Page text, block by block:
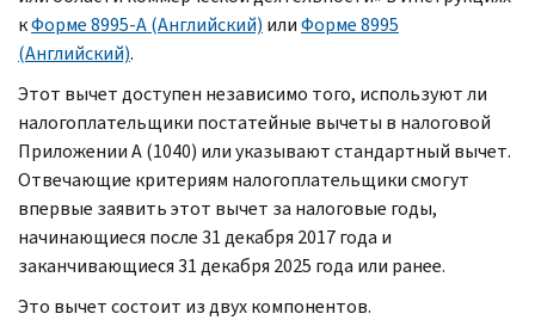
кФорме 8995-A(Английский) илиФорме 8995
(Английский).
Этот вычет доступен независимо того, используют ли
налогоплательщики постатейные вычеты в налоговой
ПриложенииA(1040) или указывают стандартный вычет.
Отвечающие критериям налогоплательщики смогут
впервые заявить этот вычет за налоговые годы,
начинающиеся после 31 декабря 2017 года и
заканчивающиеся 31 декабря 2025 года или ранее.
Это вычет состоит из двух компонентов.